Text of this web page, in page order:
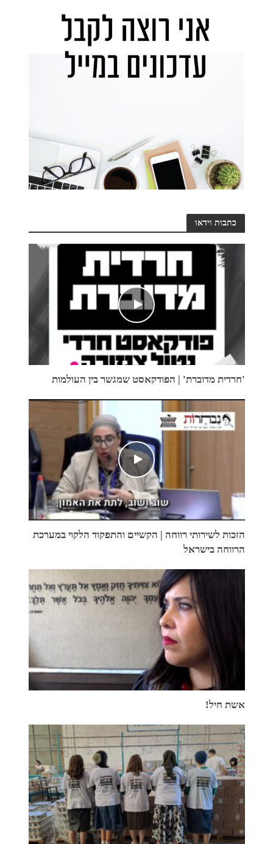
כתבות וידאו
'חרדית מדוברת' | הפודקאסט שמגשר בין העולמות
הזכות לשירותי רווחה | הקשיים והתפקוד הלקוי במערכת
הרווחה בישראל
אשת חיל!